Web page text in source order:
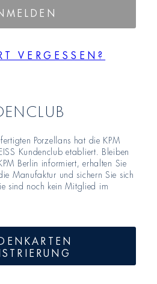
VERGESSEN?
Porzellans hat die KPM
Kundenclub etabliert. Bleiben
Berlin informiert, erhalten Sie
Manufaktur und sichern Sie sich
sind noch kein Mitglied im